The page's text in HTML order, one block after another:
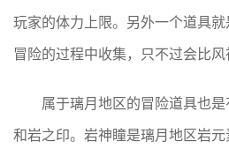
玩家的体力上限。另外一个道具
冒险的过程中收集，只不过会比风
属于璃月地区的冒险道具也
和岩之印。岩神瞳是璃月地区岩